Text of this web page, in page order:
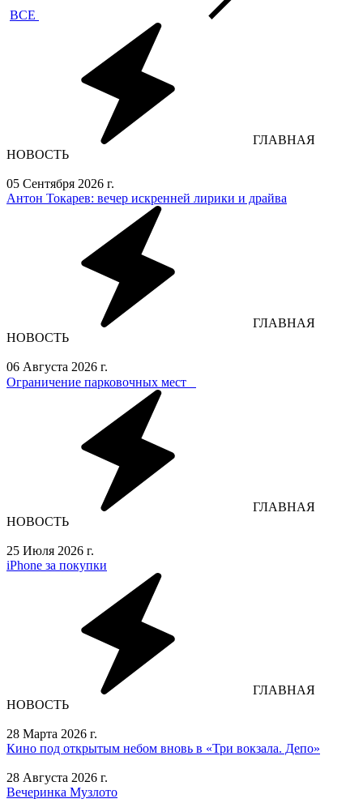
ВСЕ
ГЛАВНАЯ
НОВОСТЬ
05 Сентября 2026 г.
Антон Токарев: вечер искренней лирики и драйва
ГЛАВНАЯ
НОВОСТЬ
06 Августа 2026 г.
Ограничение парковочных мест⁣⁣⠀
ГЛАВНАЯ
НОВОСТЬ
25 Июля 2026 г.
iPhone за покупки
ГЛАВНАЯ
НОВОСТЬ
28 Марта 2026 г.
Кино под открытым небом вновь в «Три вокзала. Депо»
28 Августа 2026 г.
Вечеринка Музлото